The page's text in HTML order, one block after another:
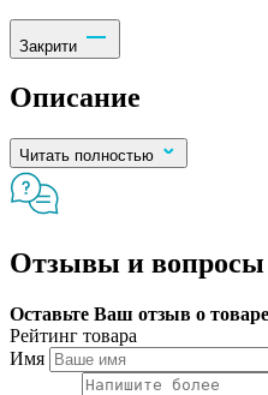
Закрити
Описание
Читать полностью
Отзывы и вопросы
Оставьте Ваш отзыв о товаре
Рейтинг товара
Имя